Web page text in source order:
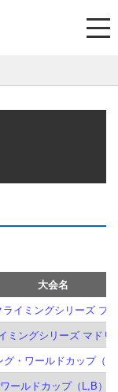
大会名
ライミングシリーズ プ
ミングシリーズ マドリ
・ワールドカップ（B
ールドカップ（L,B）